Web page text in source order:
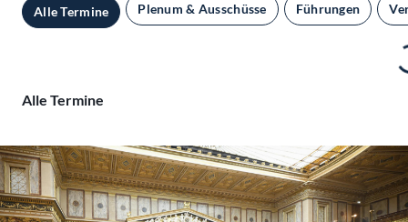
Alle Termine Plenum & Ausschüsse Führungen
Alle Termine